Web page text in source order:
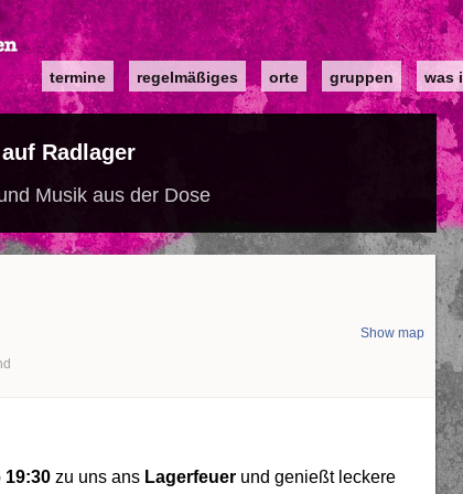
Main
navigation
termine regelmäßiges orte gruppen was
Radlager
Musik aus der Dose
Show map
19:30 zu uns ans Lagerfeuer und genießt leckere